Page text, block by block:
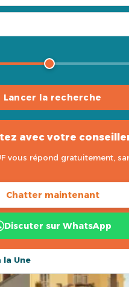
Lancer la recherche
avec votre
vous répond gratuitement,
Chatter maintenant
Discuter sur WhatsApp
la Une